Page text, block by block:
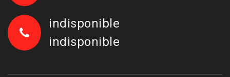
indisponible
indisponible